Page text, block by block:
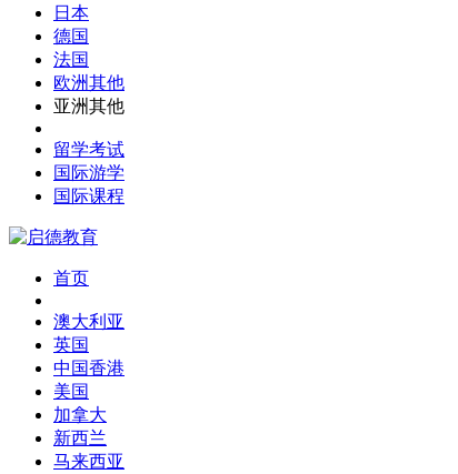
日本
德国
法国
欧洲其他
亚洲其他
留学考试
国际游学
国际课程
首页
澳大利亚
英国
中国香港
美国
加拿大
新西兰
马来西亚